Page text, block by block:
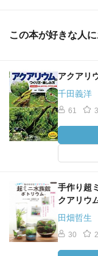
この本が好きな人
アクアリ
千田義洋
61
手作り超
クアリウ
田畑哲生
30